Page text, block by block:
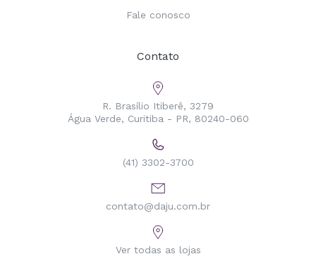
Fale conosco
Contato
R. Brasílio Itiberê, 3279
Água Verde, Curitiba - PR, 80240-060
(41) 3302-3700
contato@daju.com.br
Ver todas as lojas